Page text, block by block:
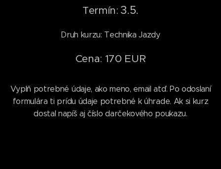
Termín: 3.5.
Druh kurzu: Technika Jazdy
Cena: 170 EUR
Vyplň potrebné údaje, ako meno, email atď. Po odoslaní
formulára ti prídu údaje potrebné k úhrade. Ak si kurz
dostal napíš aj číslo darčekového poukazu.